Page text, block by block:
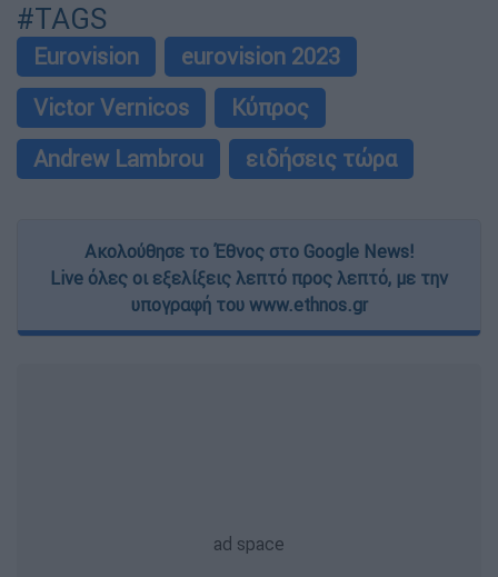
#TAGS
Eurovision
eurovision 2023
Victor Vernicos
Κύπρος
Andrew Lambrou
ειδήσεις τώρα
Ακολούθησε το Έθνος στο Google News!
Live όλες οι εξελίξεις λεπτό προς λεπτό, με την
υπογραφή του www.ethnos.gr